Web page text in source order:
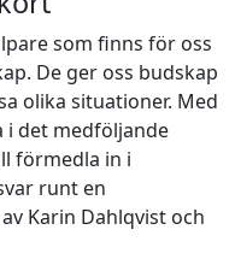
som finns för oss
De ger oss budskap
olika situationer. Med
i det medföljande
förmedla in i
runt en
Karin Dahlqvist och